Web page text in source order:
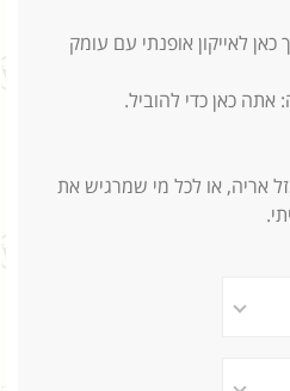
לאייקון אופנתי עם עומק
כאן כדי להוביל.
אריה, או לכל מי שמרגיש את